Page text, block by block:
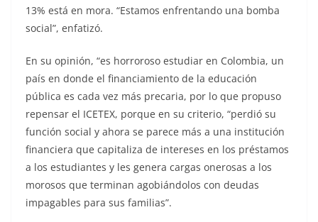
13% está en mora. “Estamos enfrentando una bomba
social”, enfatizó.
En su opinión, “es horroroso estudiar en Colombia, un
país en donde el financiamiento de la educación
pública es cada vez más precaria, por lo que propuso
repensar el ICETEX, porque en su criterio, “perdió su
función social y ahora se parece más a una institución
financiera que capitaliza de intereses en los préstamos
a los estudiantes y les genera cargas onerosas a los
morosos que terminan agobiándolos con deudas
impagables para sus familias”.